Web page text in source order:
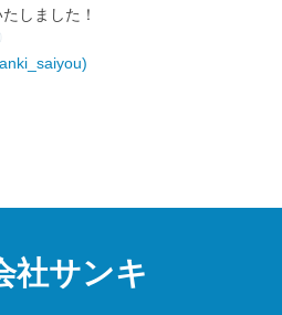
しました！
社サンキ